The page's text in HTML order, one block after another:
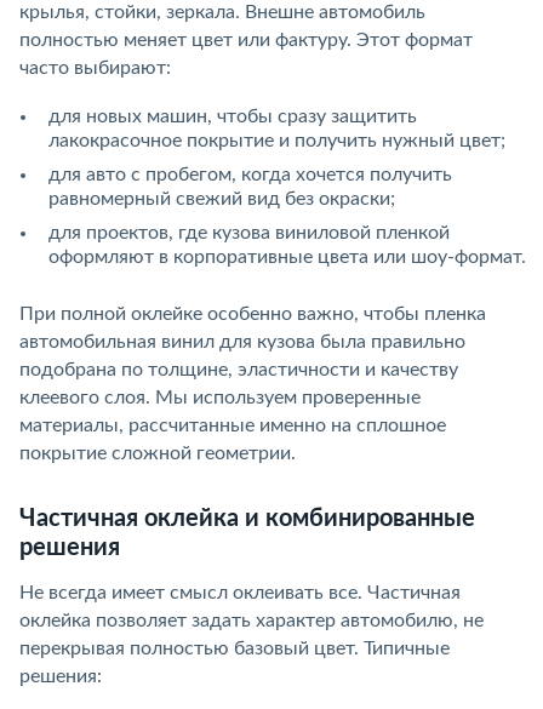
крылья, стойки, зеркала. Внешне автомобиль
полностью меняет цвет или фактуру. Этот формат
часто выбирают:
для новых машин, чтобы сразу защитить
лакокрасочное покрытие и получить нужный цвет;
для авто с пробегом, когда хочется получить
равномерный свежий вид без окраски;
для проектов, где кузова виниловой пленкой
оформляют в корпоративные цвета или шоу-формат.
При полной оклейке особенно важно, чтобы пленка
автомобильная винил для кузова была правильно
подобрана по толщине, эластичности и качеству
клеевого слоя. Мы используем проверенные
материалы, рассчитанные именно на сплошное
покрытие сложной геометрии.
Частичная оклейка и комбинированные
решения
Не всегда имеет смысл оклеивать все. Частичная
оклейка позволяет задать характер автомобилю, не
перекрывая полностью базовый цвет. Типичные
решения: